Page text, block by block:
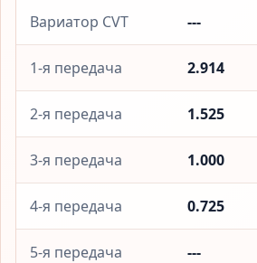
Вариатор CVT ---
1-я передача 2.914
2-я передача 1.525
3-я передача 1.000
4-я передача 0.725
5-я передача ---